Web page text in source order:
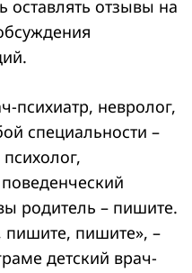
оставлять отзывы на
психиатр, невролог,
специальности –
родитель – пишите.
пишите», –
детский врач-